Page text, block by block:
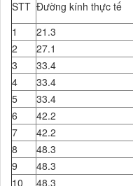
STT Đường kính thực tế
1
21.3
2
27.1
3
33.4
4
33.4
5
33.4
6
42.2
7
42.2
8
48.3
9
48.3
10
48.3